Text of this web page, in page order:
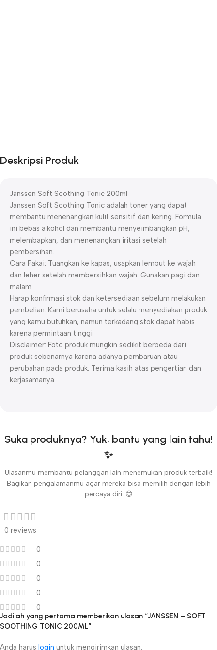
Deskripsi Produk
Janssen Soft Soothing Tonic 200ml
Janssen Soft Soothing Tonic adalah toner yang dapat
membantu menenangkan kulit sensitif dan kering. Formula
ini bebas alkohol dan membantu menyeimbangkan pH,
melembapkan, dan menenangkan iritasi setelah
pembersihan.
Cara Pakai: Tuangkan ke kapas, usapkan lembut ke wajah
dan leher setelah membersihkan wajah. Gunakan pagi dan
malam.
Harap konfirmasi stok dan ketersediaan sebelum melakukan
pembelian. Kami berusaha untuk selalu menyediakan produk
yang kamu butuhkan, namun terkadang stok dapat habis
karena permintaan tinggi.
Disclaimer: Foto produk mungkin sedikit berbeda dari
produk sebenarnya karena adanya pembaruan atau
perubahan pada produk. Terima kasih atas pengertian dan
kerjasamanya.
Suka produknya? Yuk, bantu yang lain tahu!
✨
Ulasanmu membantu pelanggan lain menemukan produk terbaik!
Bagikan pengalamanmu agar mereka bisa memilih dengan lebih
percaya diri. 😊
0 reviews
0
0
0
0
0
Jadilah yang pertama memberikan ulasan “JANSSEN – SOFT
SOOTHING TONIC 200ML”
Anda harus login untuk mengirimkan ulasan.